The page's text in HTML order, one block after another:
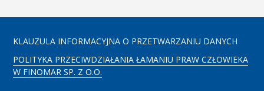
KLAUZULA INFORMACYJNA O PRZETWARZANIU DANYCH
POLITYKA PRZECIWDZIAŁANIA ŁAMANIU PRAW CZŁOWIEKA
W FINOMAR SP. Z O.O.